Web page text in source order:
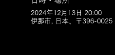
2024年12月13日 20:00
伊那市, 日本、〒396-0025